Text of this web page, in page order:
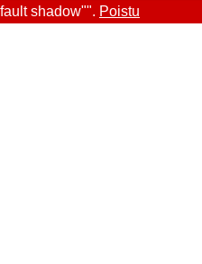
shadow"". Poistu